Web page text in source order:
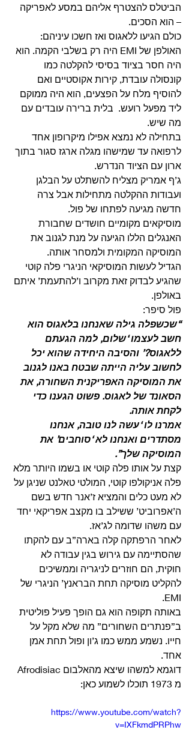
הביטלס להצטרף אליהם במסע לאפריקה
– הוא הסכים.
כולם הגיעו ללאגוס ואז חשכו עיניהם:
האולפן של EMI היה רק בשלבי הקמה. הוא
היה חסר בציוד בסיסי להקלטה כמו
קונסולה עובדת, קירות אקוסטיים ואם
להוסיף מלח על הפצעים, הוא היה ממוקם
ליד מפעל רועש.  בלית ברירה עובדים עם
מה שיש.
בתחילה לא נמצא אפילו מיקרופון אחד
לרפואה עד שמישהו מגלה ארגז סגור בתוך
ארון עם הציוד הנדרש.
ג’ף אמריק מצליח להשתלט על הבלגן
ועבודות ההקלטה מתחילות אבל צרה
חדשה מגיעה לפתחו של פול.
מוסיקאים מקומיים חושדים שחבורת
האנגלים הללו הגיעה על מנת לגנוב את
המוסיקה המקומית ולמסחר אותה.
הגדיל לעשות המוסיקאי הניגרי פלה קוטי
שהגיע לבדוק זאת מקרוב ו’להתעמת’ איתם
באולפן.
פול סיפר:
“שכשפלה גילה שאנחנו בלאגוס הוא
חשב לעצמו ‘שלום, למה הגעתם
ללאגוס?’ והסיבה היחידה שהוא יכל
לחשוב עליה הייתה שבטח באנו לגנוב
את המוסיקה האפריקנית השחורה, את
הסאונד של לאגוס. פשוט הגענו כדי
לקחת אותה.
אמרנו לו ‘עשה לנו טובה, אנחנו
מסתדרים ואנחנו לא ‘סוחבים’ את
המוסיקה שלך”.
קצת על אותו פלה קוטי או בשמו היותר מלא
פלה אניקולפו קוטי, המולטי טאלנט שניגן על
לא מעט כלים והמציא ז’אנר חדש בשם
ה’אפרוביט’ ששילב בו מקצב אפריקאי יחד
עם משהו שדומה לג’אז.
לאחר הרפתקה קלה בארה”ב עם להקתו
שהסתיימה עם גירוש בגין עבודה לא
חוקית, הם חוזרים לניגריה וממשיכים
להקליט מוסיקה תחת הבראנץ’ הניגרי של
EMI.
באותה תקופה הוא גם הופך פעיל פוליטית
ב”פנתרים השחורים” מה שלא מקל על
חייו. נשמע ממש כמו ג’ון ופול תחת אמן
אחד.
מ 1973 תוכלו לשמוע כאן:
https://www.youtube.com/watch?
v=IXFkmdPRPhw